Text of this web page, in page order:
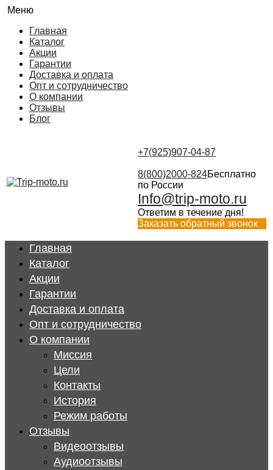
Меню
Главная
Каталог
Акции
Гарантии
Доставка и оплата
Опт и сотрудничество
О компании
Отзывы
Блог
+7(925)907-04-87
8(800)2000-824Бесплатно
по России
Info@trip-moto.ru
Ответим в течение дня!
Заказать обратный звонок
Главная
Каталог
Акции
Гарантии
Доставка и оплата
Опт и сотрудничество
О компании
Миссия
Цели
Контакты
История
Режим работы
Отзывы
Видеоотзывы
Аудиоотзывы